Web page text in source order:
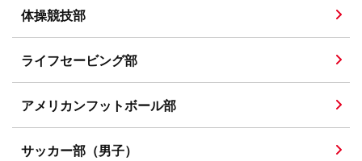
体操競技部
ライフセービング部
アメリカンフットボール部
サッカー部（男子）